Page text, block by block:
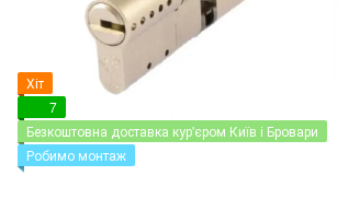
Хіт
7
Безкоштовна доставка кур'єром Київ і Бровари
Робимо монтаж